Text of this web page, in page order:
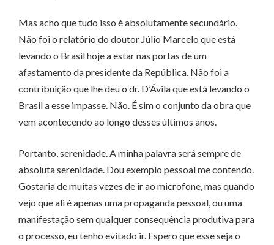
Mas acho que tudo isso é absolutamente secundário.
Não foi o relatório do doutor Júlio Marcelo que está
levando o Brasil hoje a estar nas portas de um
afastamento da presidente da República. Não foi a
contribuição que lhe deu o dr. D’Ávila que está levando o
Brasil a esse impasse. Não. É sim o conjunto da obra que
vem acontecendo ao longo desses últimos anos.
Portanto, serenidade. A minha palavra será sempre de
absoluta serenidade. Dou exemplo pessoal me contendo.
Gostaria de muitas vezes de ir ao microfone, mas quando
vejo que ali é apenas uma propaganda pessoal, ou uma
manifestação sem qualquer consequência produtiva para
o processo, eu tenho evitado ir. Espero que esse seja o